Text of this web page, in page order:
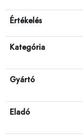
Értékelés
Kategória
Gyártó
Eladó